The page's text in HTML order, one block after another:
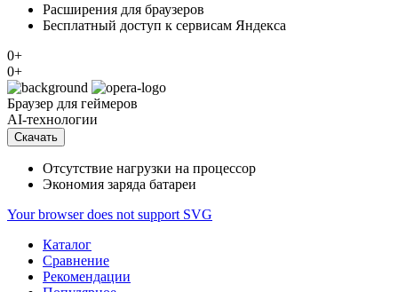
Расширения для браузеров
Бесплатный доступ к сервисам Яндекса
0+
0+
Браузер для геймеров
AI-технологии
Скачать
Отсутствие нагрузки на процессор
Экономия заряда батареи
Your browser does not support SVG
Каталог
Сравнение
Рекомендации